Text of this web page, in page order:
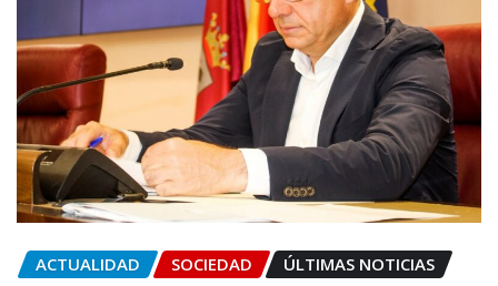
ACTUALIDAD SOCIEDAD ÚLTIMAS NOTICIAS